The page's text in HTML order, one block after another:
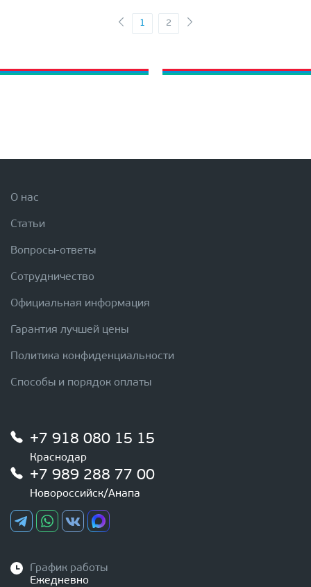
1 2
О нас
Статьи
Вопросы-ответы
Сотрудничество
Официальная информация
Гарантия лучшей цены
Политика конфиденциальности
Способы и порядок оплаты
+7 918 080 15 15
Краснодар
+7 989 288 77 00
Новороссийск/Анапа
График работы
Ежедневно